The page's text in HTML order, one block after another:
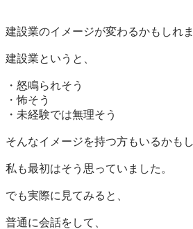
建設業のイメージが変わるかもしれ
建設業というと、
・怒鳴られそう
・怖そう
・未経験では無理そう
そんなイメージを持つ方もいるかも
私も最初はそう思っていました。
でも実際に見てみると、
普通に会話をして、